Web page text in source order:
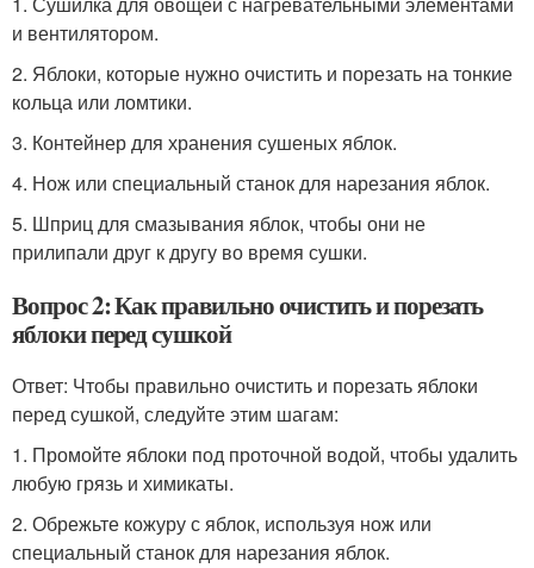
и вентилятором.
2. Яблоки, которые нужно очистить и порезать на тонкие
кольца или ломтики.
3. Контейнер для хранения сушеных яблок.
4. Нож или специальный станок для нарезания яблок.
5. Шприц для смазывания яблок, чтобы они не
прилипали друг к другу во время сушки.
Вопрос 2: Как правильно очистить и порезать
яблоки перед сушкой
Ответ: Чтобы правильно очистить и порезать яблоки
перед сушкой, следуйте этим шагам:
1. Промойте яблоки под проточной водой, чтобы удалить
любую грязь и химикаты.
2. Обрежьте кожуру с яблок, используя нож или
специальный станок для нарезания яблок.